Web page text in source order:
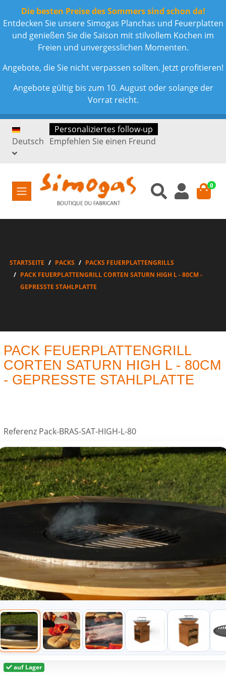
Die besten Preise des Sommers sind schon da!
Entdecken Sie unsere Simogas Planchas und Feuerplatten
und genießen Sie die Saison mit stilvollem Kochen im
Freien und unvergesslichen Momenten.
Angebote, die Sie nicht verpassen sollten. Jetzt profitieren!
Angebote gültig bis zum 10. August oder solange der
Vorrat reicht.
Deutsch
Personaliziertes follow-up
Empfehlen Sie einen Freund
0
STARTSEITE PACKS
PACKS FEUERPLATTENGRILLS
PACK FEUERPLATTENGRILL CORTEN SATURN HIGH L - 80CM -
GEPRESSTE STAHLPLATTE
PACK FEUERPLATTENGRILL
CORTEN SATURN HIGH L - 80CM
- GEPRESSTE STAHLPLATTE
Referenz Pack-BRAS-SAT-HIGH-L-80
auf Lager